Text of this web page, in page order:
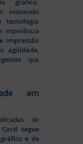
gráfico
inovando
tecnologia
experiência
impressão
agilidade,
que
em
de
segue
e de